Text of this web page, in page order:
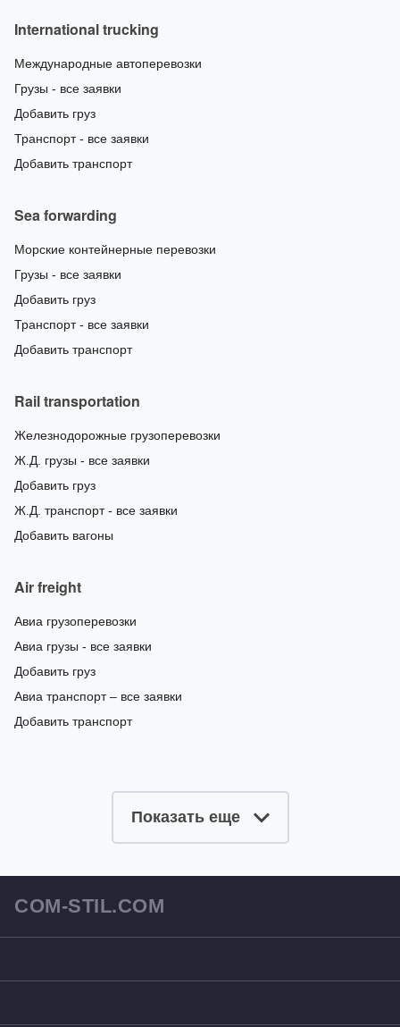
International trucking
Международные автоперевозки
Грузы - все заявки
Добавить груз
Транспорт - все заявки
Добавить транспорт
Sea forwarding
Морские контейнерные перевозки
Грузы - все заявки
Добавить груз
Транспорт - все заявки
Добавить транспорт
Rail transportation
Железнодорожные грузоперевозки
Ж.Д. грузы - все заявки
Добавить груз
Ж.Д. транспорт - все заявки
Добавить вагоны
Air freight
Авиа грузоперевозки
Авиа грузы - все заявки
Добавить груз
Авиа транспорт – все заявки
Добавить транспорт
Показать еще
COM-STIL.COM